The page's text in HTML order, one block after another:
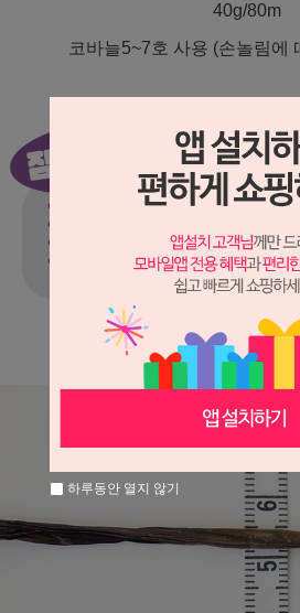
40g/80m
코바늘5~7호 사용 (손놀림에
하루동안 열지 않기